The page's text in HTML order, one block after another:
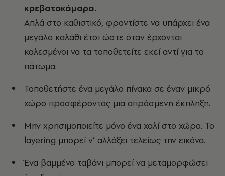
κρεβατοκάμαρα.
Απλά στο καθιστικό, φροντίστε να υπάρχει ένα
μεγάλο καλάθι έτσι ώστε όταν έρχονται
καλεσμένοι να τα τοποθετείτε εκεί αντί για το
πάτωμα.
Τοποθετήστε ένα μεγάλο πίνακα σε έναν μικρό
χώρο προσφέροντας μια απρόσμενη έκπληξη.
Μην χρησιμοποιείτε μόνο ένα χαλί στο χώρο. Το
layering μπορεί ν’ αλλάξει τελείως την εικόνα.
Ένα βαμμένο ταβάνι μπορεί να μεταμορφώσει